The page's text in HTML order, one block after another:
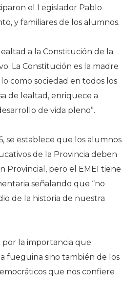
el Legislador Pablo
y familiares de los alumnos.
a la Constitución de la
La Constitución es la madre
como sociedad en todos los
de lealtad, enriquece a
de vida pleno”.
se establece que los alumnos
de la Provincia deben
Provincial, pero el EMEI tiene
señalando que “no
de la historia de nuestra
por la importancia que
fueguina sino también de los
que nos confiere